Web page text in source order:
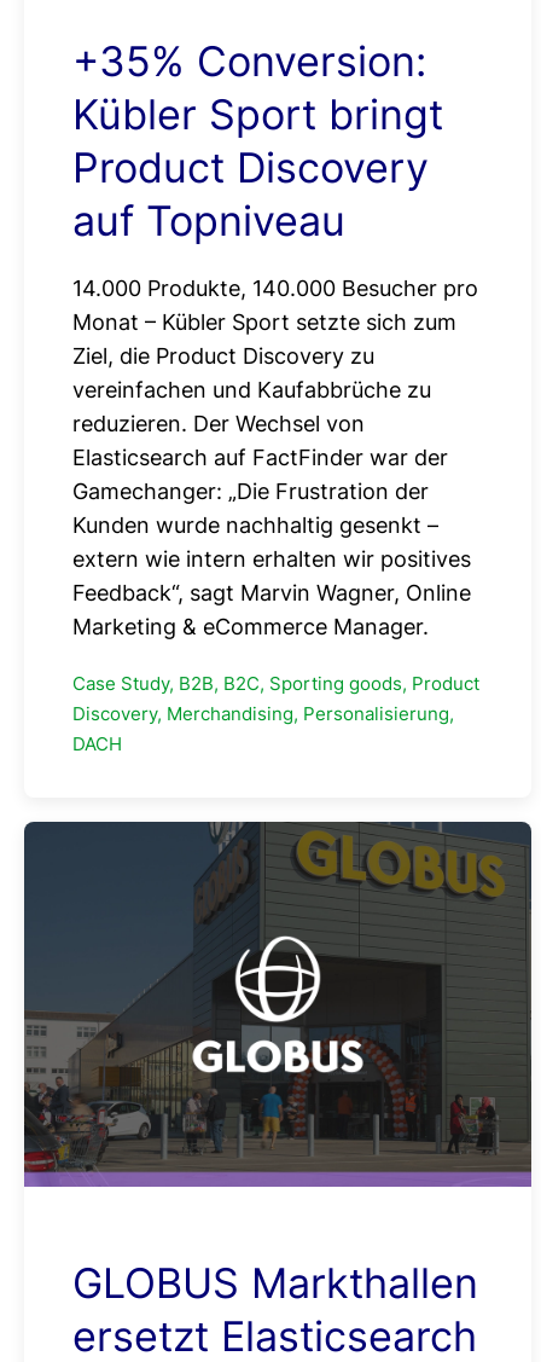
+35% Conversion:
Kübler Sport bringt
Product Discovery
auf Topniveau
14.000 Produkte, 140.000 Besucher pro
Monat – Kübler Sport setzte sich zum
Ziel, die Product Discovery zu
vereinfachen und Kaufabbrüche zu
reduzieren. Der Wechsel von
Elasticsearch auf FactFinder war der
Gamechanger: „Die Frustration der
Kunden wurde nachhaltig gesenkt –
extern wie intern erhalten wir positives
Feedback“, sagt Marvin Wagner, Online
Marketing & eCommerce Manager.
Case Study, B2B, B2C, Sporting goods, Product
Discovery, Merchandising, Personalisierung,
DACH
GLOBUS Markthallen
ersetzt Elasticsearch